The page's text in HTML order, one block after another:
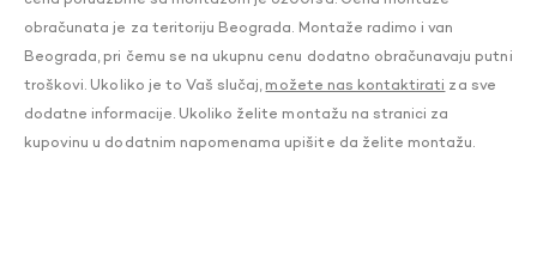
obračunata je za teritoriju Beograda. Montaže radimo i van
Beograda, pri čemu se na ukupnu cenu dodatno obračunavaju putni
troškovi. Ukoliko je to Vaš slučaj, možete nas kontaktirati za sve
dodatne informacije. Ukoliko želite montažu na stranici za
kupovinu u dodatnim napomenama upišite da želite montažu.